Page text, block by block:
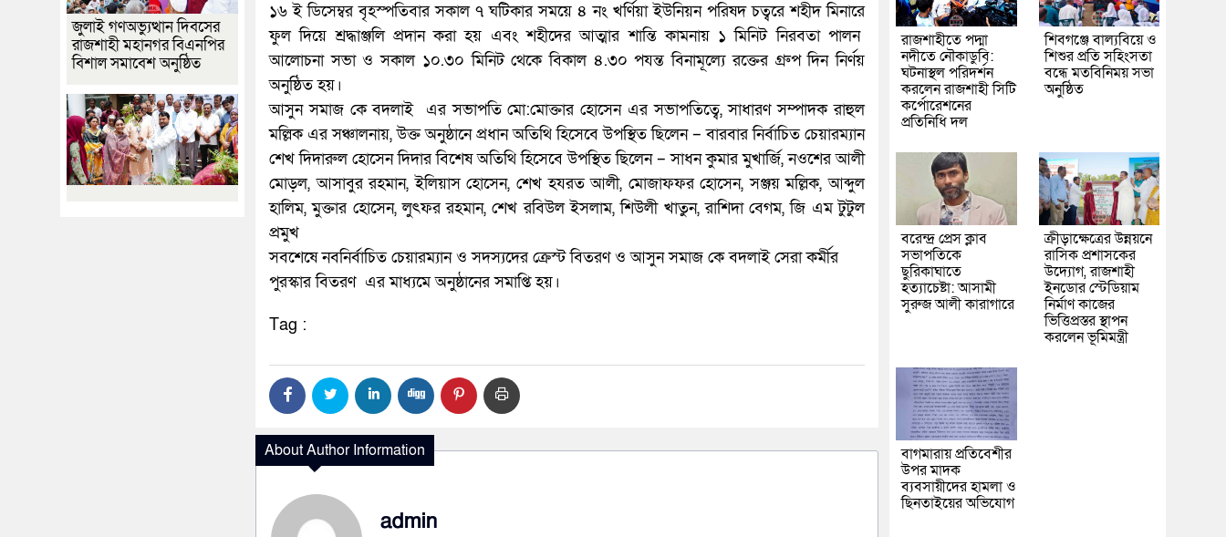
১৬ ই ডিসেম্বর বৃহস্পতিবার সকাল ৭ ঘটিকার সময়ে ৪ নং খর্ণিয়া ইউনিয়ন পরিষদ চত্বরে শহীদ মিনারে
ফুল দিয়ে শ্রদ্ধাঞ্জলি প্রদান করা হয় এবং শহীদের আত্মার শান্তি কামনায় ১ মিনিট নিরবতা পালন
আলোচনা সভা ও সকাল ১০.৩০ মিনিট থেকে বিকাল ৪.৩০ পযন্ত বিনামূল্যে রক্তের গ্রুপ দিন নির্ণয়
অনুষ্ঠিত হয়।
আসুন সমাজ কে বদলাই এর সভাপতি মো:মোক্তার হোসেন এর সভাপতিত্বে, সাধারণ সম্পাদক রাহুল
মল্লিক এর সঞ্চালনায়, উক্ত অনুষ্ঠানে প্রধান অতিথি হিসেবে উপস্থিত ছিলেন – বারবার নির্বাচিত চেয়ারম্যান
শেখ দিদারুল হোসেন দিদার বিশেষ অতিথি হিসেবে উপস্থিত ছিলেন – সাধন কুমার মুখার্জি, নওশের আলী
মোড়ল, আসাবুর রহমান, ইলিয়াস হোসেন, শেখ হযরত আলী, মোজাফফর হোসেন, সঞ্জয় মল্লিক, আব্দুল
হালিম, মুক্তার হোসেন, লুৎফর রহমান, শেখ রবিউল ইসলাম, শিউলী খাতুন, রাশিদা বেগম, জি এম টুটুল
প্রমুখ
সবশেষে নবনির্বাচিত চেয়ারম্যান ও সদস্যদের ক্রেস্ট বিতরণ ও আসুন সমাজ কে বদলাই সেরা কর্মীর
পুরস্কার বিতরণ এর মাধ্যমে অনুষ্ঠানের সমাপ্তি হয়।
Tag :
About Author Information
admin
জুলাই গণঅভ্যুত্থান দিবসের
রাজশাহী মহানগর বিএনপির
বিশাল সমাবেশ অনুষ্ঠিত
রাজশাহীতে পদ্মা
নদীতে নৌকাডুবি:
ঘটনাস্থল পরিদর্শন
করলেন রাজশাহী সিটি
কর্পোরেশনের
প্রতিনিধি দল
শিবগঞ্জে বাল্যবিয়ে ও
শিশুর প্রতি সহিংসতা
বন্ধে মতবিনিময় সভা
অনুষ্ঠিত
বরেন্দ্র প্রেস ক্লাব
সভাপতিকে
ছুরিকাঘাতে
হত্যাচেষ্টা: আসামী
সুরুজ আলী কারাগারে
ক্রীড়াক্ষেত্রের উন্নয়নে
রাসিক প্রশাসকের
উদ্যোগ, রাজশাহী
ইনডোর স্টেডিয়াম
নির্মাণ কাজের
ভিত্তিপ্রস্তর স্থাপন
করলেন ভূমিমন্ত্রী
বাগমারায় প্রতিবেশীর
উপর মাদক
ব্যবসায়ীদের হামলা ও
ছিনতাইয়ের অভিযোগ